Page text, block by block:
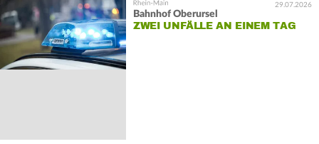
29.07.2026
Bahnhof Oberursel
ZWEI UNFÄLLE AN EINEM TAG